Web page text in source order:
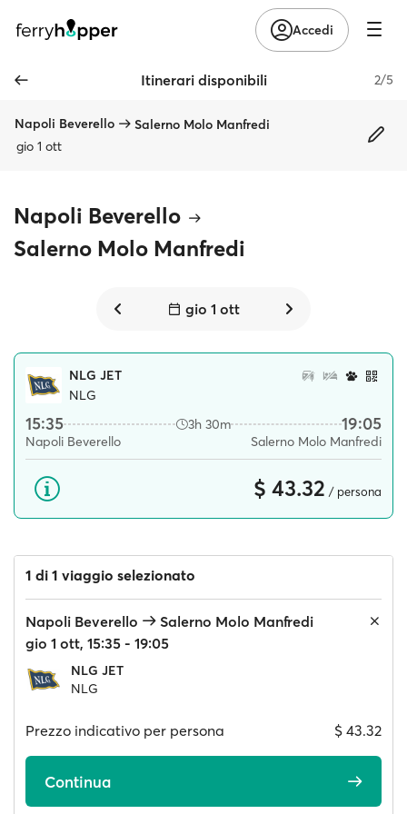
Accedi
Itinerari disponibili 2/5
Napoli Beverello
Salerno Molo Manfredi
gio 1 ott
Napoli Beverello
Salerno Molo Manfredi
gio 1 ott
NLG JET
NLG
15:35 3h 30m 19:05
Napoli Beverello Salerno Molo Manfredi
$ 43.32 / persona
1 di 1 viaggio selezionato
Napoli Beverello
Salerno Molo Manfredi
gio 1 ott, 15:35 - 19:05
NLG JET
NLG
Prezzo indicativo per persona $ 43.32
Continua